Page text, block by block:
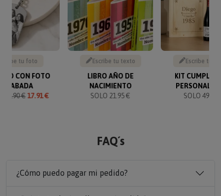
Sube tu foto
CON FOTO
GRABADA
19.90 €17.91 €
Escribe tu texto
LIBRO AÑO DE
NACIMIENTO
SOLO 21.95 €
Escribe tu
KIT
SOLO 49.90
FAQ´s
¿Cómo puedo pagar mi pedido?